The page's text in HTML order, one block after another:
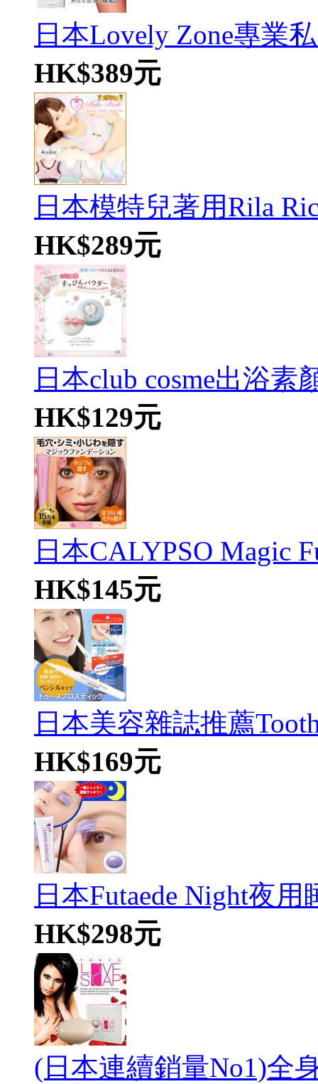
日本Lovely Zone專業
HK$389元
日本模特兒著用Rila
HK$289元
日本club cosme出浴素
HK$129元
日本CALYPSO Magic
HK$145元
日本美容雜誌推薦
HK$169元
日本Futaede Night夜用
HK$298元
(日本連續銷量No1)全